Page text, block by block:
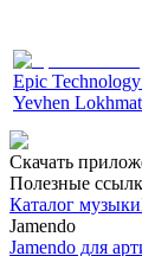
Epic
Yevhen
Скачать
Полезные
Каталог музыки
Jamendo
Jamendo для